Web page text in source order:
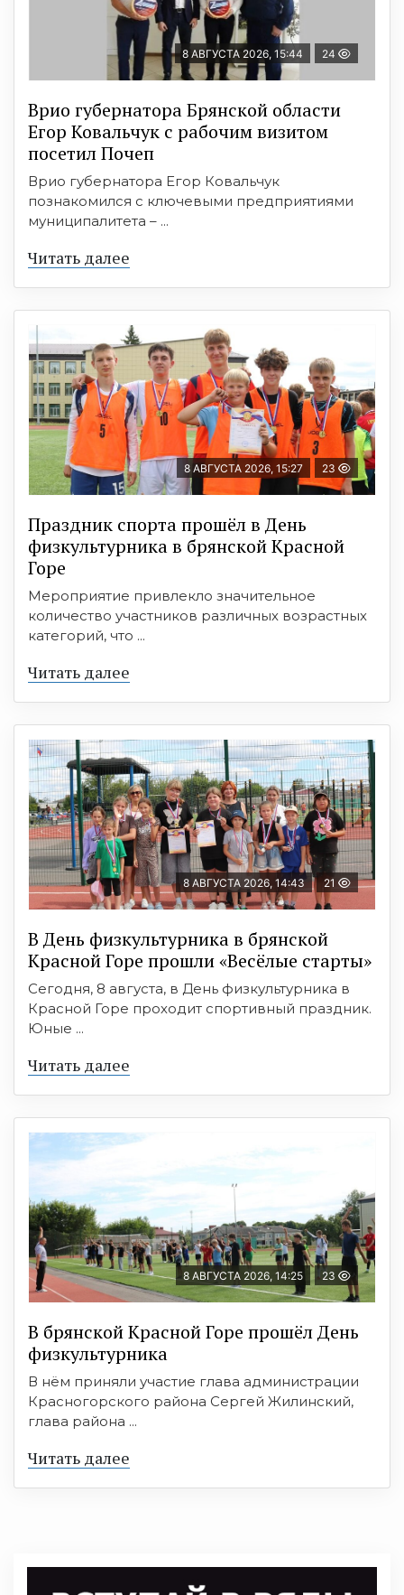
8 АВГУСТА 2026, 15:44 24
Врио губернатора Брянской области
Егор Ковальчук с рабочим визитом
посетил Почеп
Врио губернатора Егор Ковальчук
познакомился с ключевыми предприятиями
муниципалитета – ...
Читать далее
8 АВГУСТА 2026, 15:27 23
Праздник спорта прошёл в День
физкультурника в брянской Красной
Горе
Мероприятие привлекло значительное
количество участников различных возрастных
категорий, что ...
Читать далее
8 АВГУСТА 2026, 14:43 21
В День физкультурника в брянской
Красной Горе прошли «Весёлые старты»
Сегодня, 8 августа, в День физкультурника в
Красной Горе проходит спортивный праздник.
Юные ...
Читать далее
8 АВГУСТА 2026, 14:25 23
В брянской Красной Горе прошёл День
физкультурника
В нём приняли участие глава администрации
Красногорского района Сергей Жилинский,
глава района ...
Читать далее